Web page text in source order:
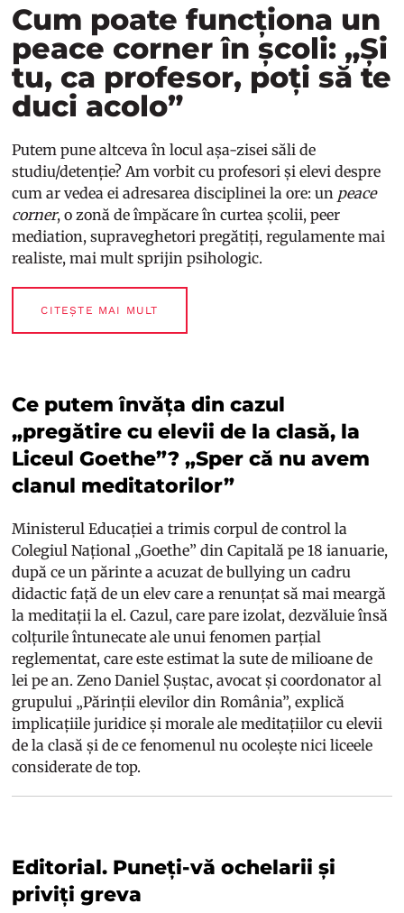
Cum poate funcționa un
peace corner în școli: „Și
tu, ca profesor, poți să te
duci acolo”
Putem pune altceva în locul așa-zisei săli de
studiu/detenție? Am vorbit cu profesori și elevi despre
cum ar vedea ei adresarea disciplinei la ore: un peace
corner, o zonă de împăcare în curtea școlii, peer
mediation, supraveghetori pregătiți, regulamente mai
realiste, mai mult sprijin psihologic.
CITEȘTE MAI MULT
Ce putem învăța din cazul
„pregătire cu elevii de la clasă, la
Liceul Goethe”? „Sper că nu avem
clanul meditatorilor”
Ministerul Educației a trimis corpul de control la
Colegiul Național „Goethe” din Capitală pe 18 ianuarie,
după ce un părinte a acuzat de bullying un cadru
didactic față de un elev care a renunțat să mai meargă
la meditații la el. Cazul, care pare izolat, dezvăluie însă
colțurile întunecate ale unui fenomen parțial
reglementat, care este estimat la sute de milioane de
lei pe an. Zeno Daniel Șuștac, avocat și coordonator al
grupului „Părinții elevilor din România”, explică
implicațiile juridice și morale ale meditațiilor cu elevii
de la clasă și de ce fenomenul nu ocolește nici liceele
considerate de top.
Editorial. Puneți-vă ochelarii și
priviți greva